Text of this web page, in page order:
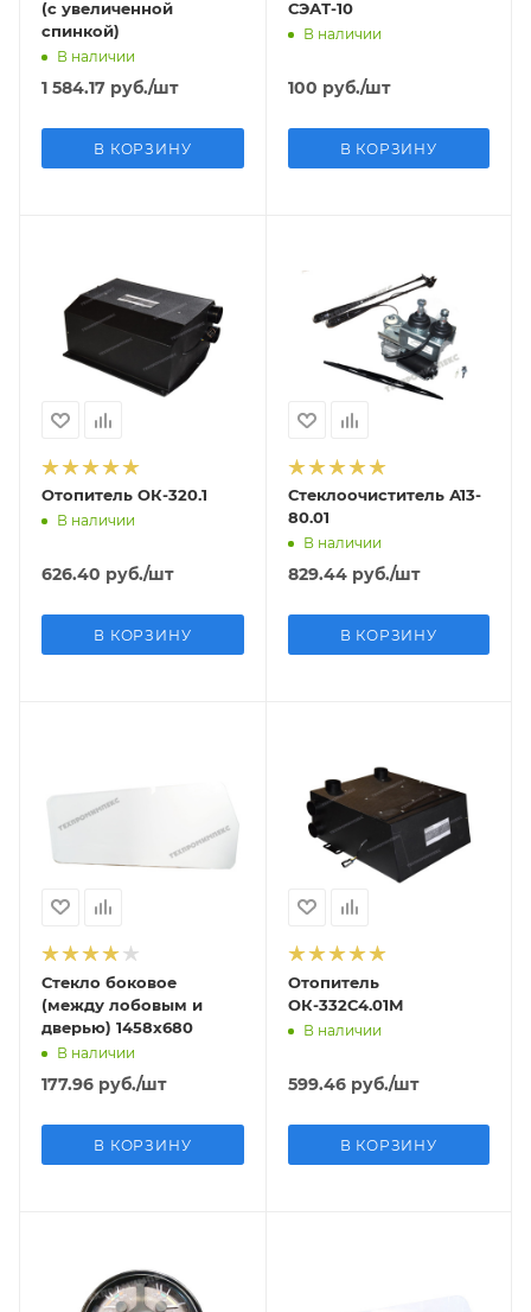
(с увеличенной
спинкой)
В наличии
1 584.17 руб./шт
В КОРЗИНУ
СЭАТ-10
В наличии
100 руб./шт
В КОРЗИНУ
Отопитель ОК-320.1
В наличии
626.40 руб./шт
В КОРЗИНУ
Стеклоочиститель А13-
80.01
В наличии
829.44руб./шт
В КОРЗИНУ
Стекло боковое
(между лобовым и
дверью) 1458х680
В наличии
177.96 руб./шт
В КОРЗИНУ
Отопитель
ОК-332С4.01М
В наличии
599.46руб./шт
В КОРЗИНУ